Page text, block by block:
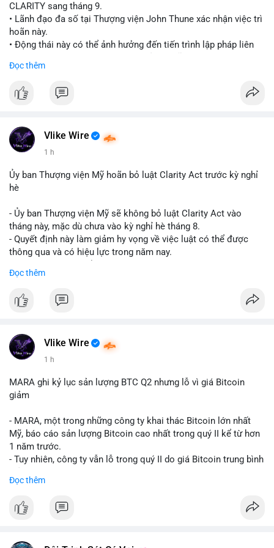
CLARITY sang tháng 9.
• Lãnh đạo đa số tại Thượng viện John Thune xác nhận việc trì
hoãn này.
• Động thái này có thể ảnh hưởng đến tiến trình lập pháp liên
📰 Nguồn: Cointelegraph
Đọc thêm
Vlike Wire
1 h
Ủy ban Thượng viện Mỹ hoãn bỏ luật Clarity Act trước kỳ nghỉ
hè
- Ủy ban Thượng viện Mỹ sẽ không bỏ luật Clarity Act vào
tháng này, mặc dù chưa vào kỳ nghỉ hè tháng 8.
- Quyết định này làm giảm hy vọng về việc luật có thể được
thông qua và có hiệu lực trong năm nay.
mục chứng chỉ cho tài sản số tại Mỹ.
và phát triển thị trường crypto tại Mỹ.
#vlikevn #titanbot
📰 Nguồn: CoinDesk
Đọc thêm
Vlike Wire
1 h
MARA ghi kỷ lục sản lượng BTC Q2 nhưng lỗ vì giá Bitcoin
giảm
- MARA, một trong những công ty khai thác Bitcoin lớn nhất
Mỹ, báo cáo sản lượng Bitcoin cao nhất trong quý II kể từ hơn
1 năm trước.
- Tuy nhiên, công ty vẫn lỗ trong quý II do giá Bitcoin trung bình
- Sự tăng sản lượng không đủ bù đắp cho sự suy giảm giá trị
Đọc thêm